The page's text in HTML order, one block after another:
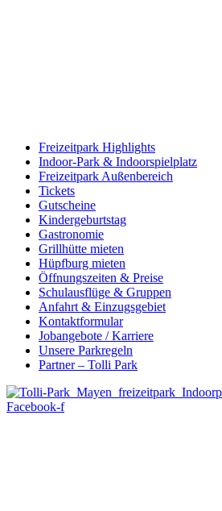
Freizeitpark Highlights
Indoor-Park & Indoorspielplatz
Freizeitpark Außenbereich
Tickets
Gutscheine
Kindergeburtstag
Gastronomie
Grillhütte mieten
Hüpfburg mieten
Öffnungszeiten & Preise
Schulausflüge & Gruppen
Anfahrt & Einzugsgebiet
Kontaktformular
Jobangebote / Karriere
Unsere Parkregeln
Partner – Tolli Park
Facebook-f